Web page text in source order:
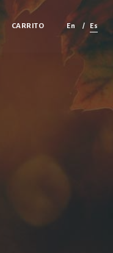
CARRITO En Es